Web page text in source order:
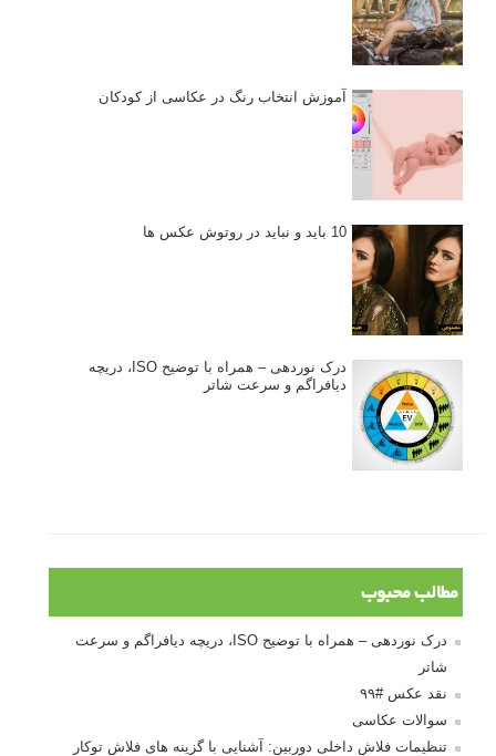
آموزش انتخاب رنگ در عکاسی از کودکان
10 باید و نباید در روتوش عکس ها
درک نوردهی – همراه با توضیح ISO، دریچه
دیافراگم و سرعت شاتر
مطالب محبوب
درک نوردهی – همراه با توضیح ISO، دریچه دیافراگم و سرعت
شاتر
نقد عکس #۹۹
سوالات عکاسی
تنظیمات فلاش داخلی دوربین: آشنایی با گزینه های فلاش توکار